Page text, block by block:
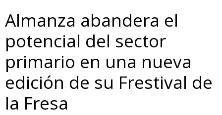
Almanza abandera el
potencial del sector
primario en una nueva
edición de su Frestival de
la Fresa